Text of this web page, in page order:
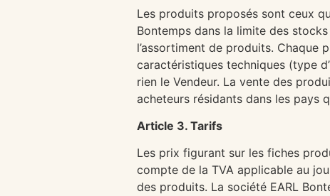
Les produits proposés sont ceux
Bontemps dans la limite des
l’assortiment de produits. Chaque
caractéristiques techniques (type
rien le Vendeur. La vente des
acheteurs résidants dans les pays
Article 3. Tarifs
Les prix figurant sur les fiches
compte de la TVA applicable au
des produits. La société EARL